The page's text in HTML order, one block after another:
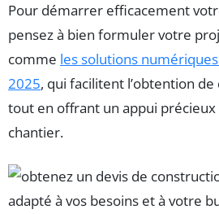
Pour démarrer efficacement
pensez à bien formuler votre
comme les solutions
2025, qui facilitent l’obtention
tout en offrant un appui précieux
chantier.